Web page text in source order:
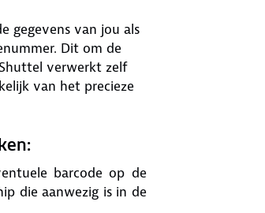
gegevens van jou als
Dit om de
verwerkt zelf
van het precieze
barcode op de
die aanwezig is in de